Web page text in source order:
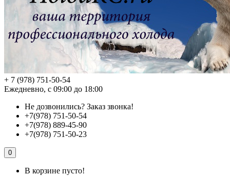
+ 7 (978) 751-50-54
Ежедневно, с 09:00 до 18:00
Не дозвонились? Заказ звонка!
+7(978) 751-50-54
+7(978) 889-45-90
+7(978) 751-50-23
0
В корзине пусто!